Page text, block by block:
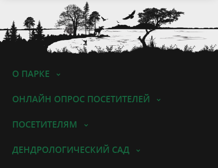
О ПАРКЕ
ОНЛАЙН ОПРОС ПОСЕТИТЕЛЕЙ
ПОСЕТИТЕЛЯМ
ДЕНДРОЛОГИЧЕСКИЙ САД